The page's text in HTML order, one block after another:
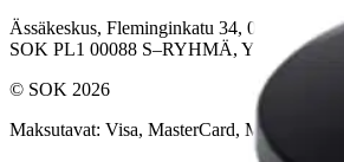
Ässäkeskus, Fleminginkatu 34, 00510
SOK PL1 00088 S–RYHMÄ, Y–tunnus
© SOK 2026
Maksutavat: Visa, MasterCard, MobilePay,